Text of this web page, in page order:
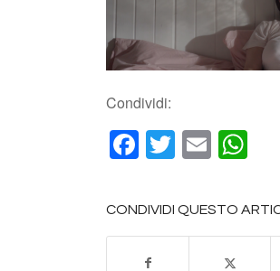
Condividi:
Facebook
Twitter
Email
CONDIVIDI QUESTO